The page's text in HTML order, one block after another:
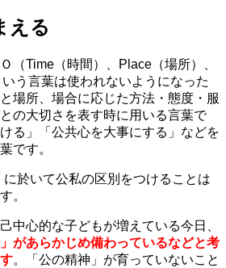
える
（Time（時間）、Place（場所）、
う言葉は使われないようになった
場所、場合に応じた方法・態度・服
の大切さを表す時に用いる言葉で
る」「公共心を大事にする」などを
です。
に於いて公私の区別をつけることは
。
中心的な子どもが増えている今日、
」があらかじめ備わっているなどと考
。「公の精神」が育っていないこと